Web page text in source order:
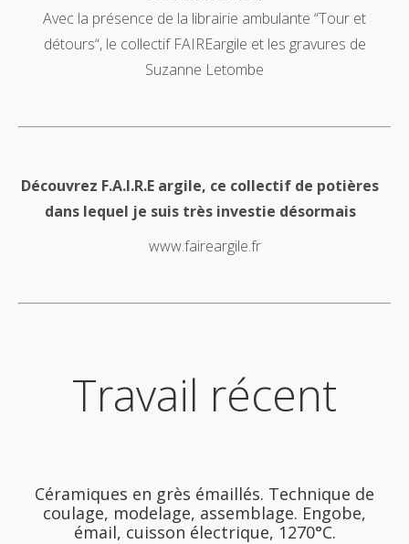
Avec la présence de la librairie ambulante “Tour et
détours“, le collectif FAIREargile et les gravures de
Suzanne Letombe
Découvrez F.A.I.R.E argile, ce collectif de potières
dans lequel je suis très investie désormais
www.faireargile.fr
Travail récent
Céramiques en grès émaillés. Technique de
coulage, modelage, assemblage. Engobe,
émail, cuisson électrique, 1270°C.